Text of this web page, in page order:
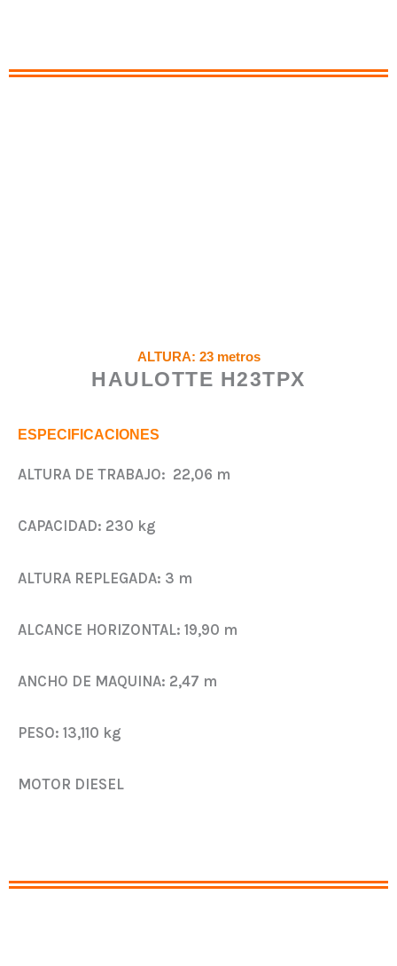
ALTURA: 23 metros
HAULOTTE H23TPX
ESPECIFICACIONES
ALTURA DE TRABAJO: 22,06 m
CAPACIDAD: 230 kg
ALTURA REPLEGADA: 3 m
ALCANCE HORIZONTAL: 19,90 m
ANCHO DE MAQUINA: 2,47 m
PESO: 13,110 kg
MOTOR DIESEL